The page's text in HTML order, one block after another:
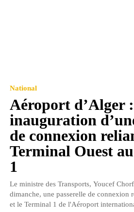
National
Aéroport d’Alger :
inauguration
de connexion
Terminal Ouest
1
Le ministre des Transports, Youcef
dimanche, une passerelle de connexion
et le Terminal 1 de l'Aéroport